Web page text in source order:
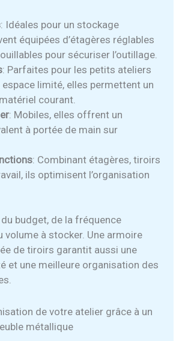
: Idéales pour un stockage
équipées d’étagères réglables
pour sécuriser l’outillage.
: Parfaites pour les petits ateliers
limité, elles permettent un
courant.
: Mobiles, elles offrent un
à portée de main sur
: Combinant étagères, tiroirs
ils optimisent l’organisation
budget, de la fréquence
volume à stocker. Une armoire
de tiroirs garantit aussi une
et une meilleure organisation des
de votre atelier grâce à un
métallique